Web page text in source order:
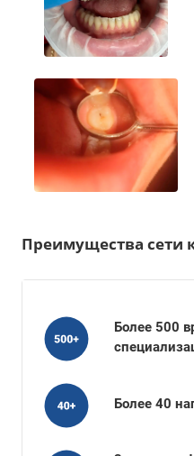
Преимущества сети
Более 500
Более 40